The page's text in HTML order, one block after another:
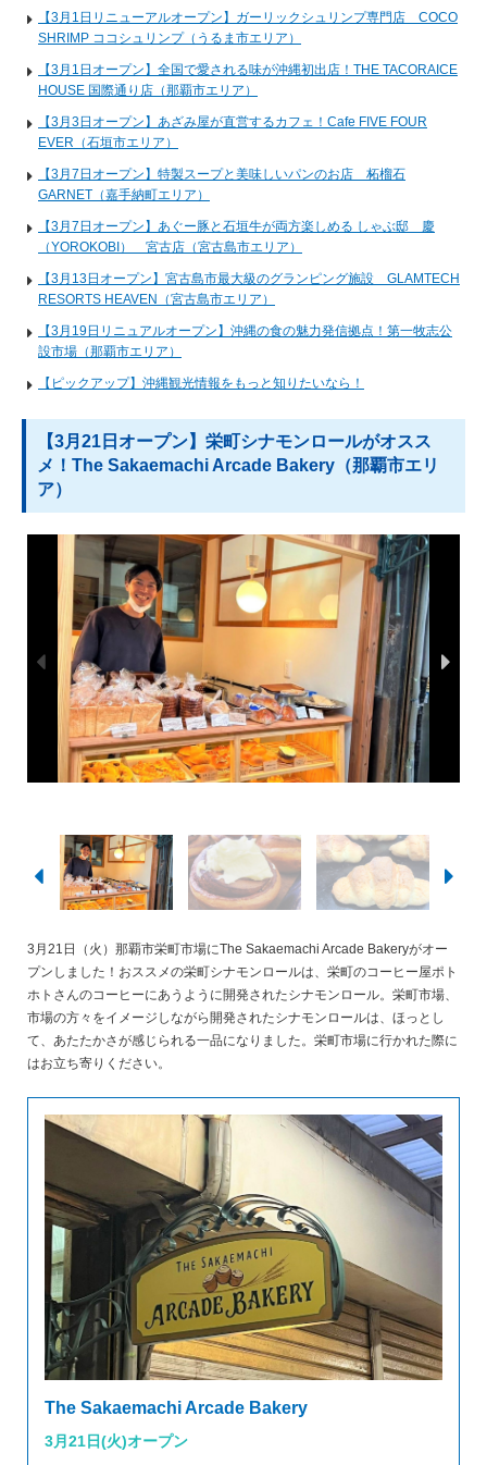
【3月1日リニューアルオープン】ガーリックシュリンプ専門店 COCO
SHRIMP ココシュリンプ（うるま市エリア）
【3月1日オープン】全国で愛される味が沖縄初出店！THE TACORAICE
HOUSE 国際通り店（那覇市エリア）
【3月3日オープン】あざみ屋が直営するカフェ！Cafe FIVE FOUR
EVER（石垣市エリア）
【3月7日オープン】特製スープと美味しいパンのお店 柘榴石
GARNET（嘉手納町エリア）
【3月7日オープン】あぐー豚と石垣牛が両方楽しめる しゃぶ邸 慶
（YOROKOBI） 宮古店（宮古島市エリア）
【3月13日オープン】宮古島市最大級のグランピング施設 GLAMTECH
RESORTS HEAVEN（宮古島市エリア）
【3月19日リニュアルオープン】沖縄の食の魅力発信拠点！第一牧志公
設市場（那覇市エリア）
【ピックアップ】沖縄観光情報をもっと知りたいなら！
【3月21日オープン】栄町シナモンロールがオスス
メ！The Sakaemachi Arcade Bakery（那覇市エリ
ア）
3月21日（火）那覇市栄町市場にThe Sakaemachi Arcade Bakeryがオー
プンしました！おススメの栄町シナモンロールは、栄町のコーヒー屋ポト
ホトさんのコーヒーにあうように開発されたシナモンロール。栄町市場、
市場の方々をイメージしながら開発されたシナモンロールは、ほっとし
て、あたたかさが感じられる一品になりました。栄町市場に行かれた際に
はお立ち寄りください。
The Sakaemachi Arcade Bakery
3月21日(火)オープン